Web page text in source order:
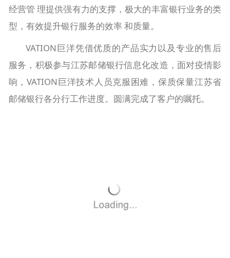
经营管 理提供强有力的支撑，极大的丰富银行业务的类
型，有效提升银行服务的效率 和质量。
VATION巨洋凭借优质的产品实力以及专业的售后
服务，积极参与江苏邮储银行信息化改造，面对疫情影
响，VATION巨洋技术人员克服困难，保质保量江苏省
邮储银行各分行工作进度。圆满完成了客户的嘱托。